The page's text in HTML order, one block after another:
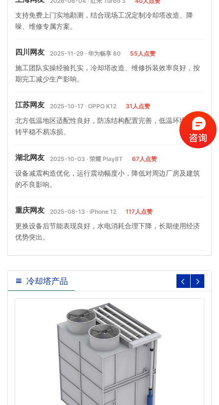
支持免费上门实地勘测，结合现场工况定制冷却塔改造、降
噪、维修专属方案。
四川网友 2025-11-29 · 华为畅享 80 55人点赞
施工团队实操经验扎实，冷却塔改造、维修拆装效率良好，按
期完工减少生产影响。
江苏网友 2025-10-17 · OPPO K12 31人点赞
北方低温地区适配性良好，防冻结构配置完善，低温环境下运
转平稳不易冻损。
湖北网友 2025-10-03 · 荣耀 Play8T 67人点赞
设备减震构造优化，运行震动幅度小，降低对周边厂房及建筑
的不良影响。
重庆网友 2025-08-13 · iPhone 12 117人点赞
更换设备后节能表现良好，水电消耗合理下降，长期使用经济
优势突出。
冷却塔产品